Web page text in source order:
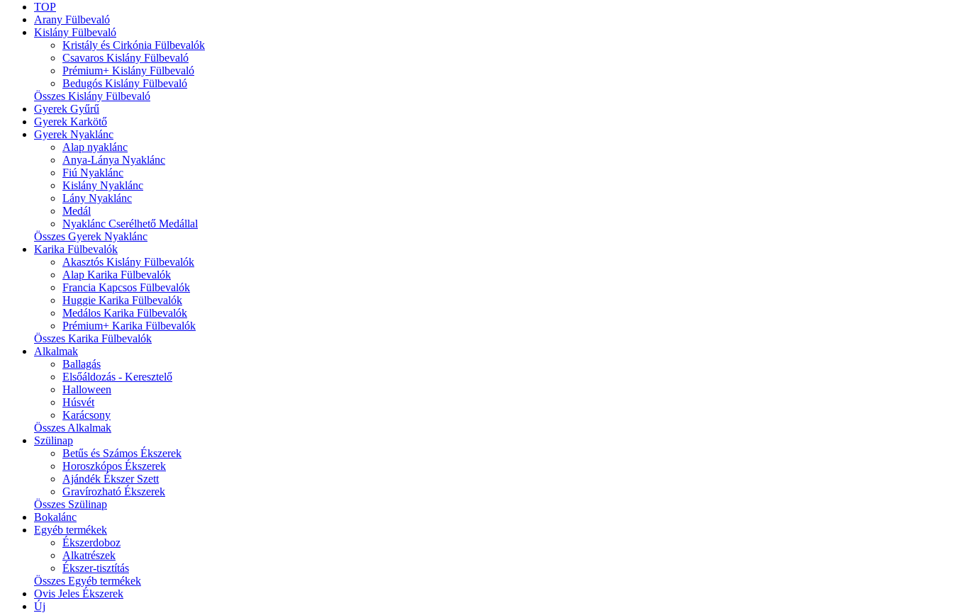
TOP
Arany Fülbevaló
Kislány Fülbevaló
Kristály és Cirkónia Fülbevalók
Csavaros Kislány Fülbevaló
Prémium+ Kislány Fülbevaló
Bedugós Kislány Fülbevaló
Összes Kislány Fülbevaló
Gyerek Gyűrű
Gyerek Karkötő
Gyerek Nyaklánc
Alap nyaklánc
Anya-Lánya Nyaklánc
Fiú Nyaklánc
Kislány Nyaklánc
Lány Nyaklánc
Medál
Nyaklánc Cserélhető Medállal
Összes Gyerek Nyaklánc
Karika Fülbevalók
Akasztós Kislány Fülbevalók
Alap Karika Fülbevalók
Francia Kapcsos Fülbevalók
Huggie Karika Fülbevalók
Medálos Karika Fülbevalók
Prémium+ Karika Fülbevalók
Összes Karika Fülbevalók
Alkalmak
Ballagás
Elsőáldozás - Keresztelő
Halloween
Húsvét
Karácsony
Összes Alkalmak
Szülinap
Betűs és Számos Ékszerek
Horoszkópos Ékszerek
Ajándék Ékszer Szett
Gravírozható Ékszerek
Összes Szülinap
Bokalánc
Egyéb termékek
Ékszerdoboz
Alkatrészek
Ékszer-tisztítás
Összes Egyéb termékek
Ovis Jeles Ékszerek
Új